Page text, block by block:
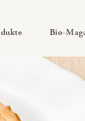
— Untermenü
Bio-